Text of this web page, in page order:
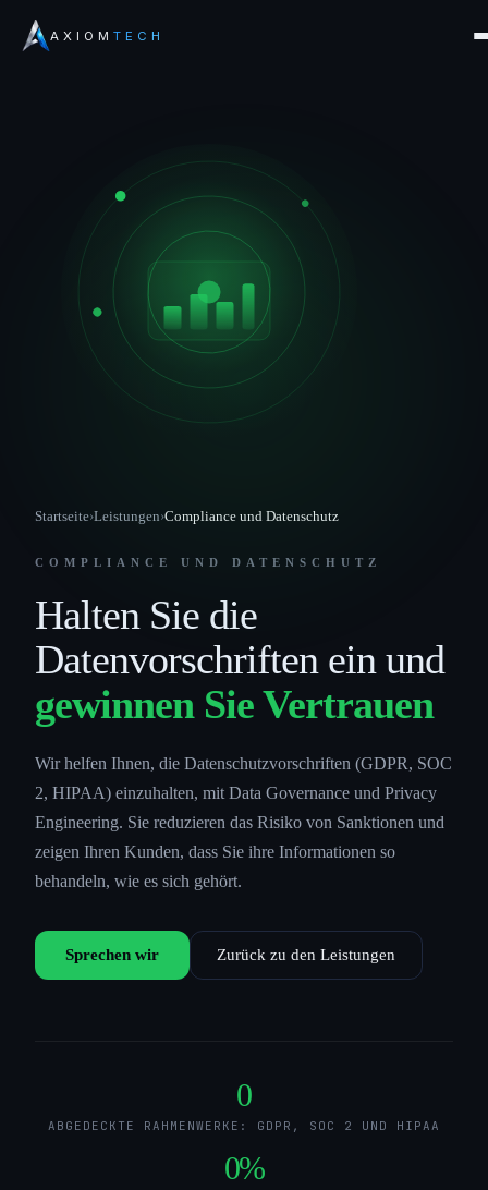
AXIOM TECH
Startseite›Leistungen›Compliance und Datenschutz
COMPLIANCE UND DATENSCHUTZ
Halten Sie die
Datenvorschriften ein und
gewinnen Sie Vertrauen
Wir helfen Ihnen, die Datenschutzvorschriften (GDPR, SOC
2, HIPAA) einzuhalten, mit Data Governance und Privacy
Engineering. Sie reduzieren das Risiko von Sanktionen und
zeigen Ihren Kunden, dass Sie ihre Informationen so
behandeln, wie es sich gehört.
Sprechen wir Zurück zu den Leistungen
0
ABGEDECKTE RAHMENWERKE: GDPR, SOC 2 UND HIPAA
0%